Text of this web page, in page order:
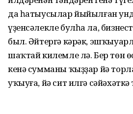
да һатыусылар йыйылған
үҙенсәлекле булһа ла,
был. Әйтергә кәрәк,
шаҡтай килемле лә. Бер төн
кенә сумманы ҡыҙҙар йә
уҡыуға, йә сит илгә